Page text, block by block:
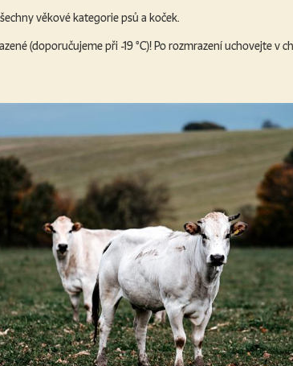
věkové kategorie psů a koček.
(doporučujeme při -19 °C)! Po rozmrazení uchovejte